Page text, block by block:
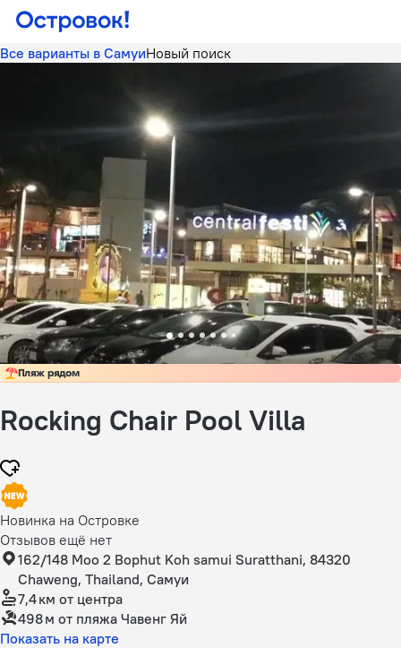
Все варианты в СамуиНовый поиск
Пляж рядом
Rocking Chair Pool Villa
Новинка на Островке
Отзывов ещё нет
162/148 Moo 2 Bophut Koh samui Suratthani, 84320
Chaweng, Thailand, Самуи
7,4 км от центра
498 м от пляжа Чавенг Яй
Показать на карте